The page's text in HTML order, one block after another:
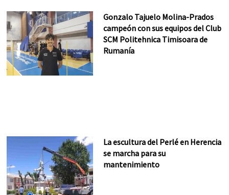
Gonzalo Tajuelo Molina-Prados
campeón con sus equipos del Club
SCM Politehnica Timisoara de
Rumanía
La escultura del Perlé en Herencia
se marcha para su
mantenimiento